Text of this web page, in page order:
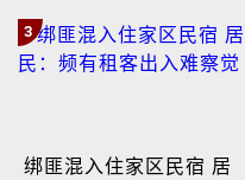
3
绑匪混入住家区民宿 居